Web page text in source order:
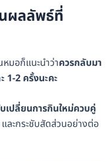
ผลลัพธ์ที่
มอก็แนะนำว่าควรกลับมา
1-2 ครั้งนะคะ
เปลี่ยนการกินใหม่ควบคู่
ละกระชับสัดส่วนอย่างต่อ